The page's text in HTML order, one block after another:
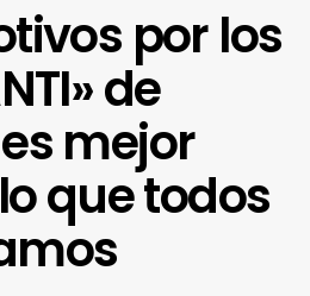
por los
de
mejor
que todos